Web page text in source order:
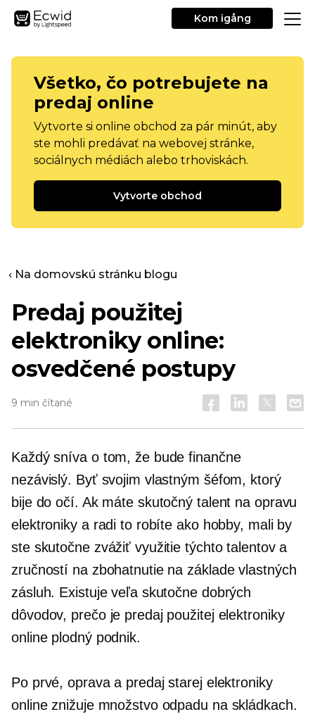
Kom igång
Všetko, čo potrebujete na
predaj online
Vytvorte si online obchod za pár minút, aby
ste mohli predávať na webovej stránke,
sociálnych médiách alebo trhoviskách.
Vytvorte obchod
‹ Na domovskú stránku blogu
Predaj použitej
elektroniky online:
osvedčené postupy
9 min čítané
Každý sníva o tom, že bude finančne
nezávislý. Byť svojim vlastným šéfom, ktorý
bije do očí. Ak máte skutočný talent na opravu
elektroniky a radi to robíte ako hobby, mali by
ste skutočne zvážiť využitie týchto talentov a
zručností na zbohatnutie na základe vlastných
zásluh. Existuje veľa skutočne dobrých
dôvodov, prečo je predaj použitej elektroniky
online plodný podnik.
Po prvé, oprava a predaj starej elektroniky
online znižuje množstvo odpadu na skládkach.